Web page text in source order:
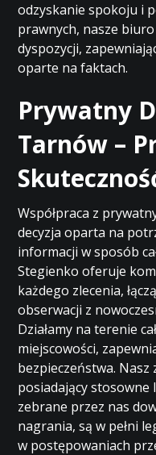
odzyskanie spokoju i
prawnych, nasze
dyspozycji,
oparte na faktach.
Prywatny
Tarnów –
Współpraca z
decyzja oparta na
informacji w sposób
Stegienko oferuje
każdego zlecenia,
obserwacji z
Działamy na terenie
miejscowości,
bezpieczeństwa. Nasz
posiadający stosowne
zebrane przez nas
nagrania, są w pełni
w postępowaniach